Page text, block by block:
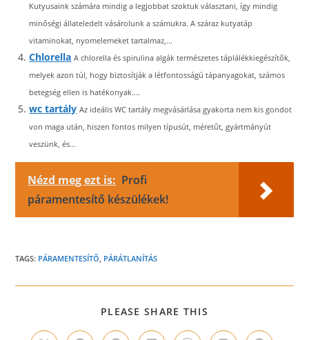
Kutyusaink számára mindig a legjobbat szoktuk választani, így mindig
minőségi állateledelt vásárolunk a számukra. A száraz kutyatáp
vitaminokat, nyomelemeket tartalmaz,...
Chlorella A chlorella és spirulina algák természetes táplálékkiegészítők,
melyek azon túl, hogy biztosítják a létfontosságú tápanyagokat, számos
betegség ellen is hatékonyak....
wc tartály Az ideális WC tartály megvásárlása gyakorta nem kis gondot
von maga után, hiszen fontos milyen típusút, méretűt, gyártmányút
veszünk, és...
Nézd meg ezt is: Profi
páramentesítő készülékek!
TAGS: PÁRAMENTESÍTŐ, PÁRÁTLANÍTÁS
PLEASE SHARE THIS
CONTENT